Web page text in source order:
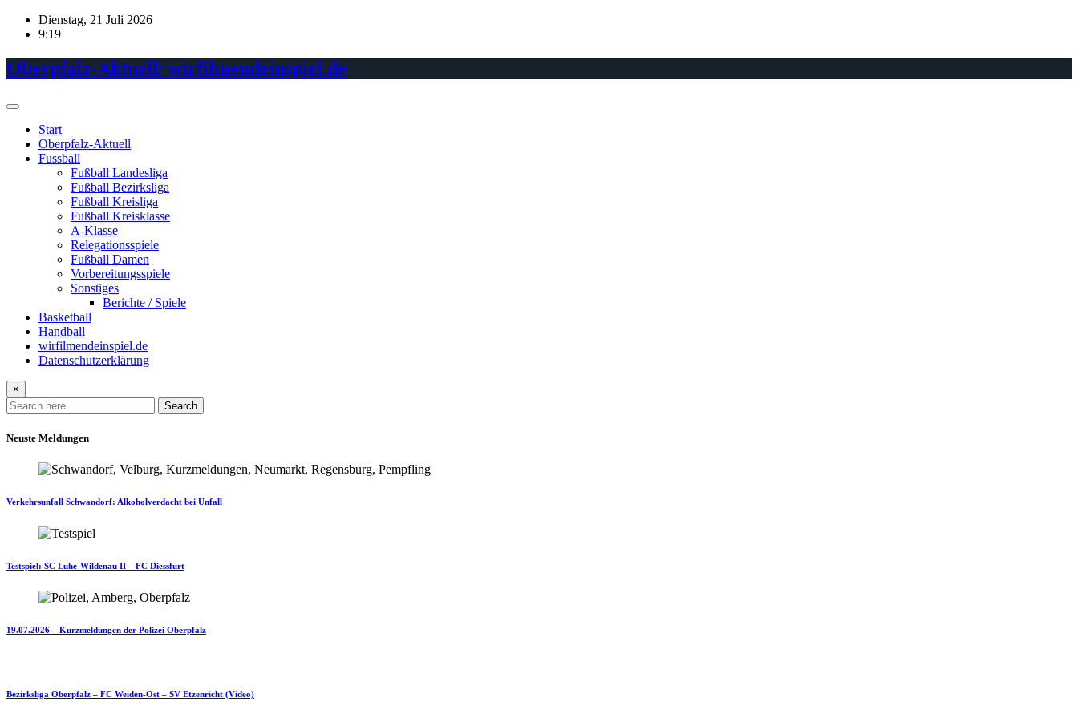
Skip
Dienstag, 21 Juli 2026
9:19
Oberpfalz-Aktuell/ wirfilmendeinspiel.de
Start
Oberpfalz-Aktuell
Fussball
Fußball Landesliga
Fußball Bezirksliga
Fußball Kreisliga
Fußball Kreisklasse
A-Klasse
Relegationsspiele
Fußball Damen
Vorbereitungsspiele
Sonstiges
Berichte / Spiele
Basketball
Handball
wirfilmendeinspiel.de
Datenschutzerklärung
×
Search
Neuste Meldungen
Verkehrsunfall Schwandorf: Alkoholverdacht bei Unfall
Testspiel: SC Luhe-Wildenau II – FC Diessfurt
19.07.2026 – Kurzmeldungen der Polizei Oberpfalz
Bezirksliga Oberpfalz – FC Weiden-Ost – SV Etzenricht (Video)